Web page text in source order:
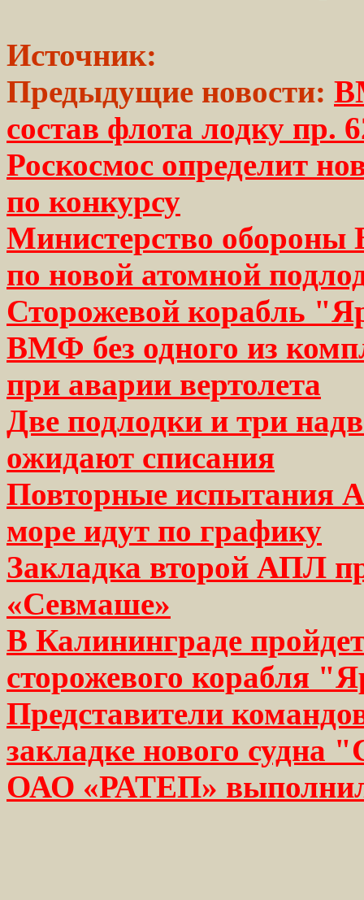
Источник:
Предыдущие новости:
состав флота лодку пр.
Роскосмос определит
по конкурсу
Министерство обороны
по новой атомной
Сторожевой корабль
ВМФ без одного из
при аварии вертолета
Две подлодки и три
ожидают списания
Повторные испытания
море идут по графику
Закладка второй АПЛ
«Севмаше»
В Калининграде
сторожевого корабля
Представители
закладке нового
ОАО «РАТЕП»